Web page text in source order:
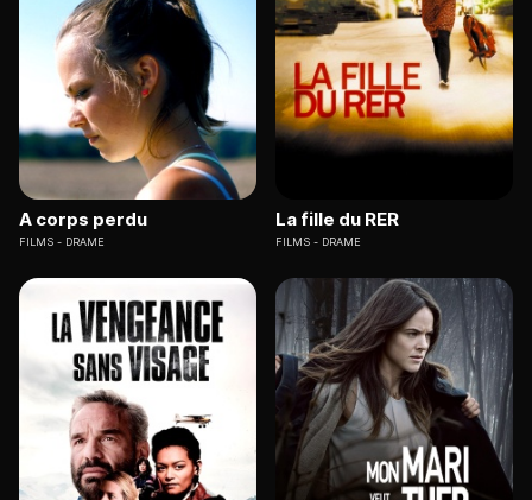
A corps perdu
FILMS DRAME
La fille du RER
FILMS DRAME